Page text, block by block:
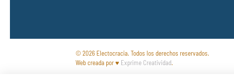
© 2026 Electocracia. Todos los derechos reservados.
Web creada por ♥ Exprime Creatividad.